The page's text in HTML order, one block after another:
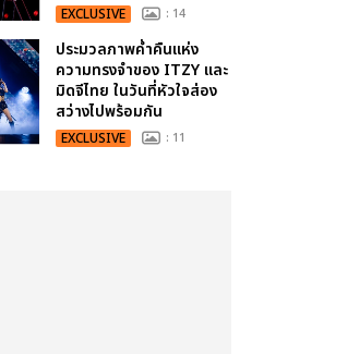
EXCLUSIVE : 14
ประมวลภาพค่ำคืนแห่ง
ความทรงจำของ ITZY และ
มิดจีไทย ในวันที่หัวใจส่อง
สว่างไปพร้อมกัน
EXCLUSIVE : 11